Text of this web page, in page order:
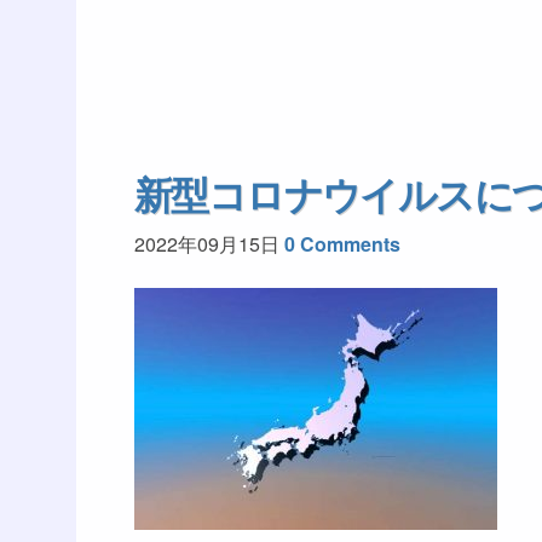
新型コロナウイルスに
2022年09月15日 0 Comments